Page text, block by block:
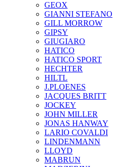
GEOX
GIANNI STEFANO
GILL MORROW
GIPSY
GIUGIARO
HATICO
HATICO SPORT
HECHTER
HILTL
J.PLOENES
JAСQUES BRITT
JOCKEY
JOHN MILLER
JONAS HANWAY
LARIO COVALDI
LINDENMANN
LLOYD
MABRUN